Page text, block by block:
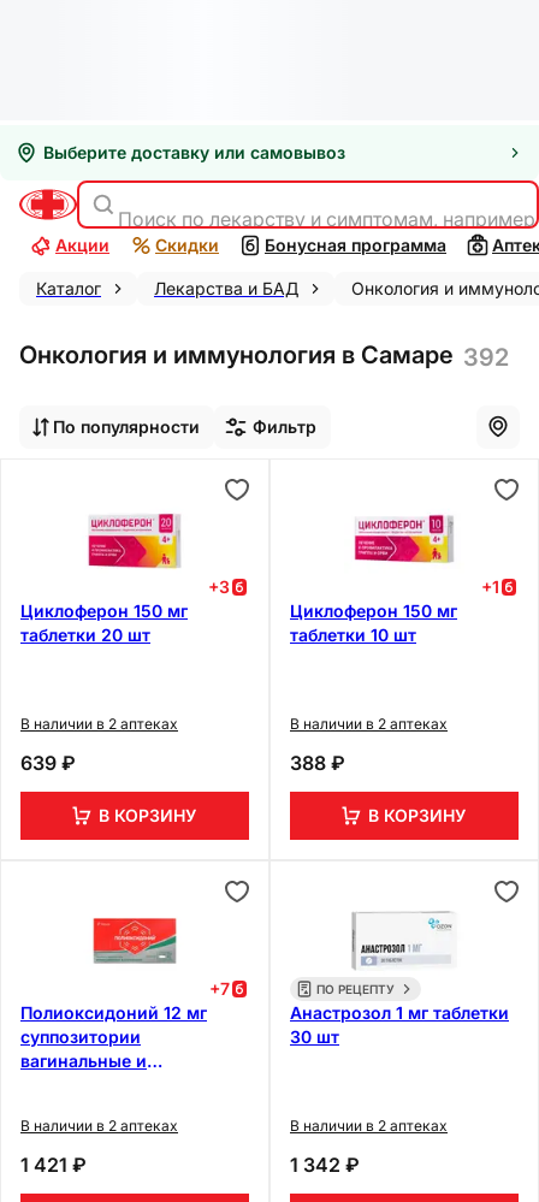
Выберите доставку или самовывоз
Поиск по лекарству и симптомам,
Акции Скидки Бонусная программа
Каталог Лекарства и БАД Онкология и
Онкология и иммунология в Самаре 392
По популярности Фильтр
+3
Циклоферон 150 мг
таблетки 20 шт
В наличии в 2 аптеках
639 ₽
В КОРЗИНУ
+1
Циклоферон 150 мг
таблетки 10 шт
В наличии в 2 аптеках
388 ₽
В КОРЗИНУ
+7
Полиоксидоний 12 мг
суппозитории
вагинальные и
В наличии в 2 аптеках
1 421 ₽
ПО РЕЦЕПТУ
Анастрозол 1 мг таблетки
30 шт
В наличии в 2 аптеках
1 342 ₽